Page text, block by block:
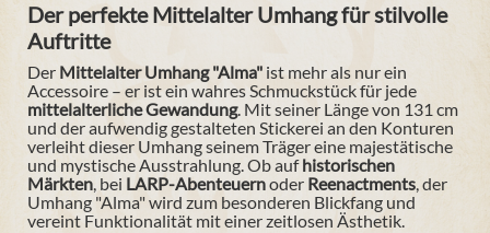
Der perfekte Mittelalter Umhang für stilvolle
Auftritte
Der Mittelalter Umhang "Alma" ist mehr als nur ein
Accessoire – er ist ein wahres Schmuckstück für jede
mittelalterliche Gewandung. Mit seiner Länge von 131 cm
und der aufwendig gestalteten Stickerei an den Konturen
verleiht dieser Umhang seinem Träger eine majestätische
und mystische Ausstrahlung. Ob aufhistorischen
Märkten, bei LARP-Abenteuernoder Reenactments, der
Umhang "Alma" wird zum besonderen Blickfang und
vereint Funktionalität mit einer zeitlosen Ästhetik.